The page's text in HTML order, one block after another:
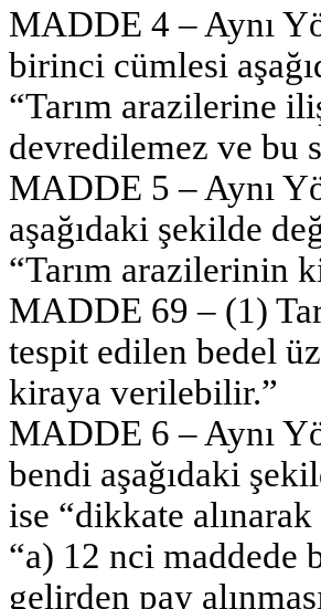
MADDE 4 – Aynı
birinci cümlesi
“Tarım arazilerine
devredilemez ve bu
MADDE 5 – Aynı
aşağıdaki şekilde
“Tarım arazilerinin
MADDE 69 – (1)
tespit edilen bedel
kiraya verilebilir.”
MADDE 6 – Aynı
bendi aşağıdaki
ise “dikkate
“a) 12 nci maddede
gelirden pay